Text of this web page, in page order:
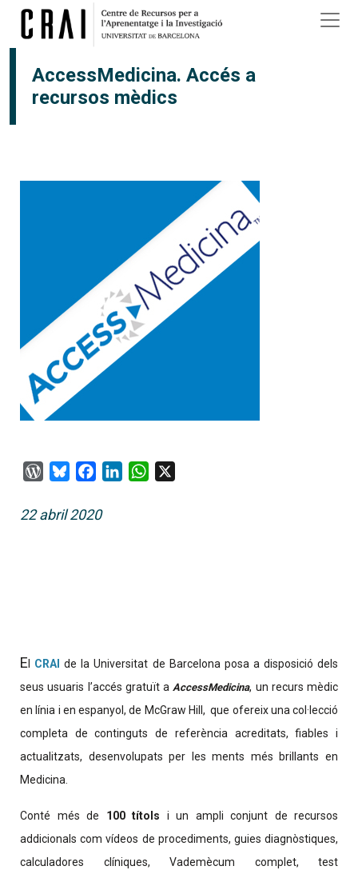
Vés al contingut
AccessMedicina. Accés a
recursos mèdics
WordPress
BlueskyFacebook
LinkedInWhatsApp
22 abril 2020
E CRAI de la Universitat de Barcelona posa a disposició dels
seus usuaris l’accés gratuït a AccessMedicina, un recurs mèdic
en línia i en espanyol, de McGraw Hill, que ofereix una col·lecció
completa de continguts de referència acreditats, fiables i
actualitzats, desenvolupats per les ments més brillants en
Medicina.
Conté més de 100 títols i un ampli conjunt de recursos
addicionals com vídeos de procediments, guies diagnòstiques,
calculadores clíniques, Vademècum complet, test